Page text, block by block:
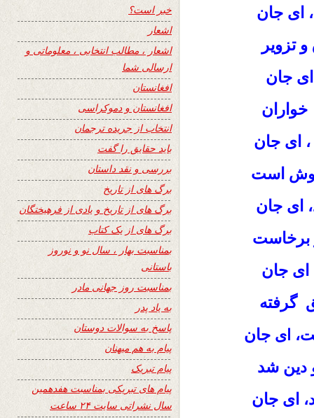
ای جان
تزویر
جان
ای جان
است
ای جان
برخاست
ای جان
گرفته
ای جان
دین شد
ای جان
خبر است؟
اشعار
اشعار ، مطالب انتخابی ، معلوماتی و
ارسالی شما
افغانستان
افغانستان و دموکراسی
انتخاب از جریده ترجمان
باید حقایق را گفت
بررسی و نقد داستان
برگ های از تاریخ
برگ های از تاریخ و یادی از فرهیختگان
برگ های از یک کتاب
بمناسبت بهار ، سال نو و نوروز
باستانی
بمناسبت روز جهانی مادر
به یاد پدر
پاسخ به سوالات دوستان
پیام به هم میهنان
پیام تبریک
پیام های تبریکی بمناسبت هفدهمین
سال نشراتی سایت ۲۴ ساعت